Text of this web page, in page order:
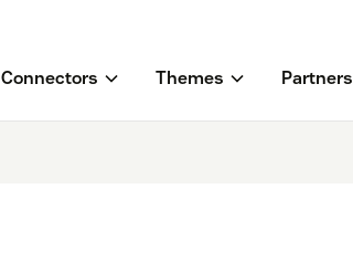
Connectors Themes Partners